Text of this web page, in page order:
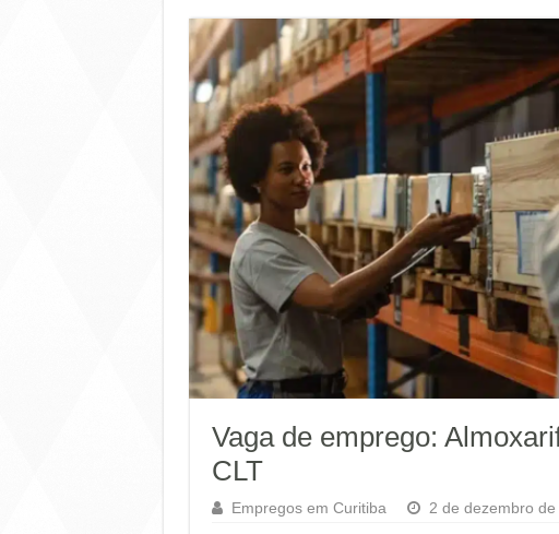
Vaga de emprego:
CLT
Empregos em Curitiba 2 de dezembro de